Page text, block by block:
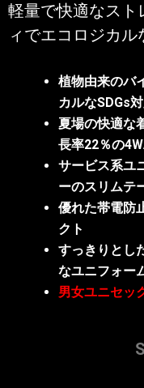
軽量で快適なスト
ィでエコロジカル
植物由来のバ
カルなSDGs
夏場の快適な
長率22％の
サービス系ユ
ーのスリムテ
優れた帯電防
クト
すっきりとし
なユニフォー
男女ユニセッ